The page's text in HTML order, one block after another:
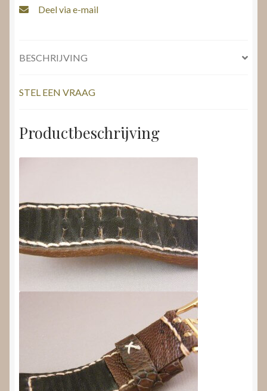
Deel via e-mail
BESCHRIJVING
STEL EEN VRAAG
Productbeschrijving